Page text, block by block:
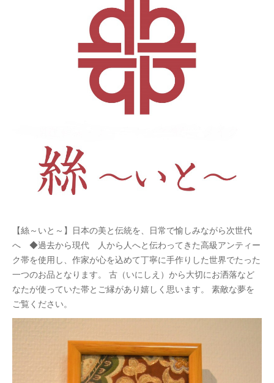
【絲～いと～】日本の美と伝統を、日常で愉しみながら次世代
へ ◆過去から現代 人から人へと伝わってきた高級アンティー
ク帯を使用し、作家が心を込めて丁寧に手作りした世界でたった
一つのお品となります。 古（いにしえ）から大切にお洒落など
なたが使っていた帯とご縁があり嬉しく思います。 素敵な夢を
ご覧ください。